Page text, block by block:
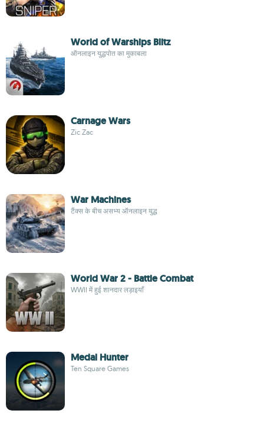
World of Warships Blitz
ऑनलाइन युद्धपोत का मुकाबला
Carnage Wars
Zic Zac
War Machines
टैंक्स के बीच असभ्य ऑनलाइन युद्ध
World War 2 - Battle Combat
WWII में हुई शानदार लड़ाइयाँ
Medal Hunter
Ten Square Games